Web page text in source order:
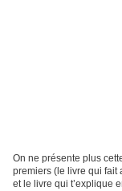
On ne présente plus
premiers (le livre qui fait
et le livre qui t’explique